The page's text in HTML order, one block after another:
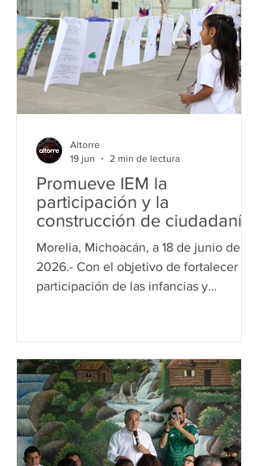
estrategia de Morena para concentrar el
poder y someter a las instituciones
autónomas a los intereses del partido
gobernante, afirmó el presidente
municipal de Morelia, Alfonso Martínez
Alcázar. Al referirse a la re
Promueve IEM la
participación y la
construcción de ciudadanía
desde la infancia con el
Consejo de Participación
Infantil 2026
Morelia, Michoacán, a 18 de junio de
2026.- Con el objetivo de fortalecer la
participación de las infancias y
el trabajo en equipo, el Instituto
Electoral de Michoacán (IEM) llevó a
cabo el Consejo de Participación
Infantil 2026, un espacio de encuentro
y aprendizaje donde niñas y niños
desarrollaron actividades lúdicas y
creativas orientadas a la construcción
Altorre
19 jun
2 min de lectura